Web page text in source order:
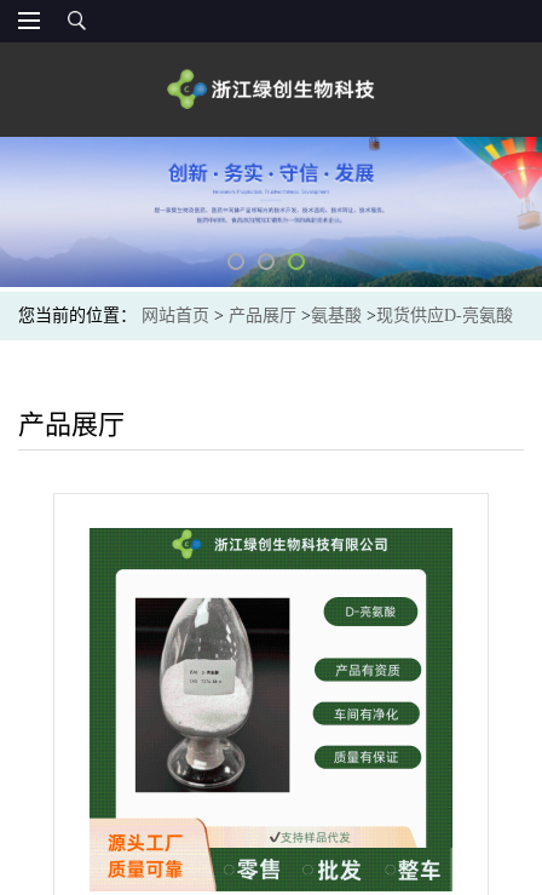
您当前的位置： 网站首页 > 产品展厅 >氨基酸 >现货供应D-亮氨酸
产品展厅